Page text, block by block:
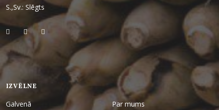
S.,Sv.: Slēgts
IZVĒLNE
Galvenā
Par mums